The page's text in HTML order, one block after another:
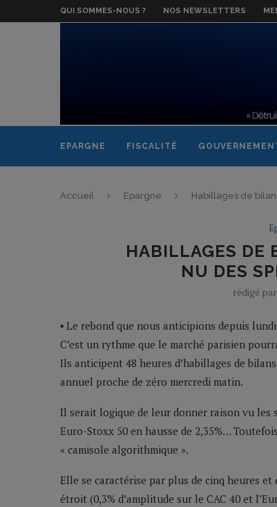
QUI SOMMES-NOUS ? NOS NEWSLETTERS
EPARGNE FISCALITÉ
Accueil Epargne Habillages de
HABILLAGES DE
NU DES
rédigé par
▪ Le rebond que nous anticipions depuis
C’est un rythme que le marché parisien
Ils anticipent 48 heures d’habillages de
annuel proche de zéro mercredi matin.
Il serait logique de leur donner raison vu les
Euro-Stoxx 50 en hausse de 2,35%…
« camisole algorithmique ».
Elle se caractérise par plus de cinq heures
étroit (0,3% d’amplitude sur le CAC 40 et